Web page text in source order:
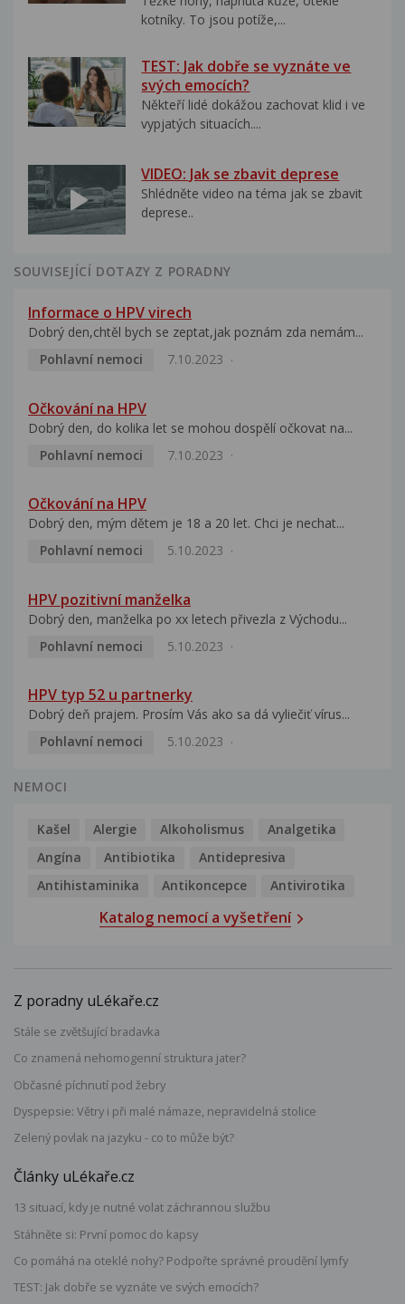
kotníky. To jsou potíže,...
TEST: Jak dobře se vyznáte ve
svých emocích?
Někteří lidé dokážou zachovat klid i ve
vypjatých situacích....
VIDEO: Jak se zbavit deprese
Shlédněte video na téma jak se zbavit
deprese..
SOUVISEJÍCÍ DOTAZY Z PORADNY
Informace o HPV virech
Dobrý den,chtěl bych se zeptat,jak poznám zda nemám...
Pohlavní nemoci
7.10.2023
Očkování na HPV
Dobrý den, do kolika let se mohou dospělí očkovat na...
Pohlavní nemoci
7.10.2023
Očkování na HPV
Dobrý den, mým dětem je 18 a 20 let. Chci je nechat...
Pohlavní nemoci
5.10.2023
HPV pozitivní manželka
Dobrý den, manželka po xx letech přivezla z Východu...
Pohlavní nemoci
5.10.2023
HPV typ 52 u partnerky
Dobrý deň prajem. Prosím Vás ako sa dá vyliečiť vírus...
Pohlavní nemoci
5.10.2023
NEMOCI
Kašel Alergie Alkoholismus
Analgetika
Angína
Antibiotika
Antidepresiva
Antihistaminika
Antikoncepce Antivirotika
Katalog nemocí a vyšetření
Z poradny uLékaře.cz
Stále se zvětšující bradavka
Co znamená nehomogenní struktura jater?
Občasné píchnutí pod žebry
Dyspepsie: Větry i při malé námaze, nepravidelná stolice
Zelený povlak na jazyku - co to může být?
Články uLékaře.cz
13 situací, kdy je nutné volat záchrannou službu
Stáhněte si: První pomoc do kapsy
Co pomáhá na oteklé nohy? Podpořte správné proudění lymfy
TEST: Jak dobře se vyznáte ve svých emocích?